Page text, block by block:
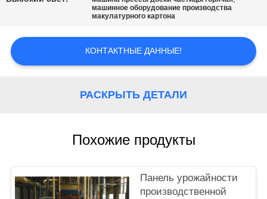
КАРТА
машинное оборудование производства
макулатурного картона
КОНТАКТНЫЕ ДАННЫЕ!
РАСКРЫТЬ ДЕТАЛИ
Похожие продукты
Панель урожайности
производственной